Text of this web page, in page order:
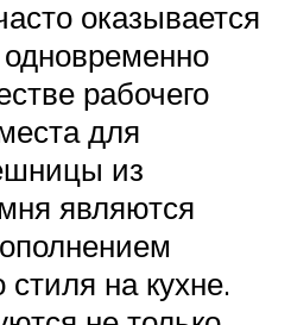
оказывается
рабочего
для
из
являются
стиля на кухне.